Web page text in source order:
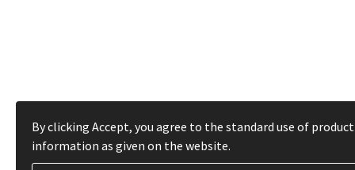
By clicking Accept, you agree to the standard use of product
information as given on the website.